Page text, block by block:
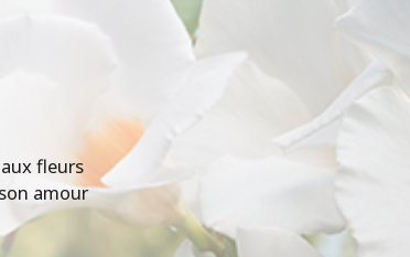
fleurs
amour